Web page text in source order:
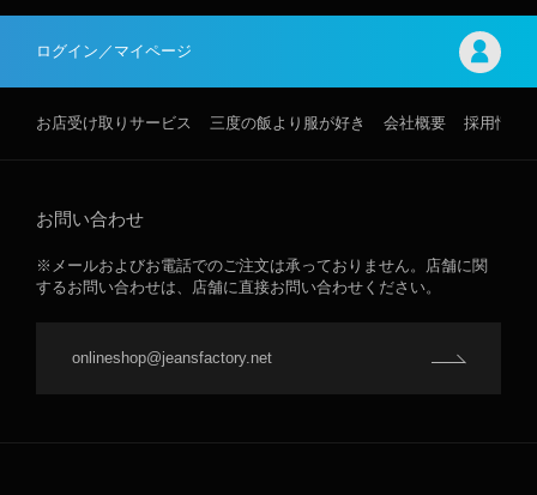
ログイン／マイページ
お店受け取りサービス 三度の飯より服が好き 会社概要 採用情報
お問い合わせ
※メールおよびお電話でのご注文は承っておりません。店舗に関
するお問い合わせは、店舗に直接お問い合わせください。
onlineshop@jeansfactory.net